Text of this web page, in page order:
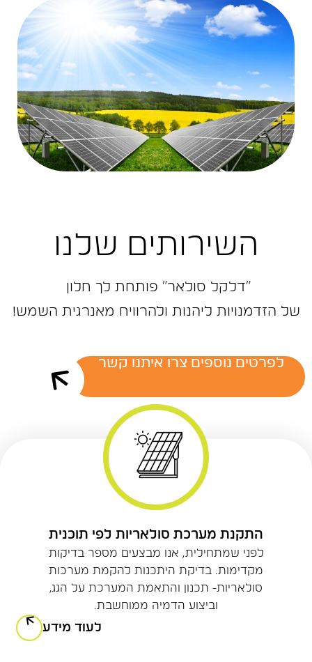
התקנת מערכת סולאריות לפי תוכנית
לפני שמתחילית, אנו מבצעים מספר בדיקות
מקדימות. בדיקת היתכנות להקמת מערכות
סולאריות- תכנון והתאמת המערכת על הגג,
וביצוע הדמיה ממוחשבת.
לעוד מידע
השירותים שלנו
״דלקל ‬סולאר״‭ ‬פותחת‭ ‬לך‭ ‬חלון‭ ‬
של‭ ‬הזדמנויות‭ ‬ליהנות‭ ‬ולהרוויח‭ ‬מאנרגית‭ ‬השמש‭!‬
לפרטים נוספים צרו איתנו קשר